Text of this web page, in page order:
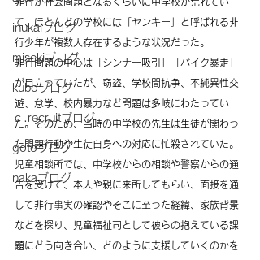
inukaiブログ
misekiブログ
kuboブログ
ｃ.recruitブログ
gotoブログ
nakaブログ
て、ほとんどの学校には「ヤンキー」と呼ばれる非
行少年が複数人存在するような状況だった。
非行問題の中心は「シンナー吸引」「バイク暴走」
が目立っていたが、窃盗、学校間抗争、不純異性交
遊、怠学、校内暴力など問題は多岐にわたってい
た。そのため、当時の中学校の先生は生徒が関わっ
た問題行動や生徒自身への対応に忙殺されていた。
児童相談所では、中学校からの相談や警察からの通
告を受けて、本人や親に来所してもらい、面接を通
して非行事実の確認やそこに至った経緯、家族背景
などを探り、児童福祉司として彼らの抱えている課
題にどう向き合い、どのように支援していくのかを